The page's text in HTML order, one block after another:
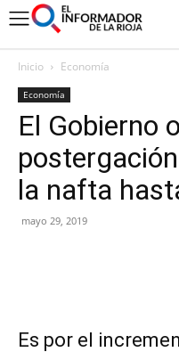
Inicio Economía
Economía
El Gobierno
la nafta
mayo 29, 2019
Es por el